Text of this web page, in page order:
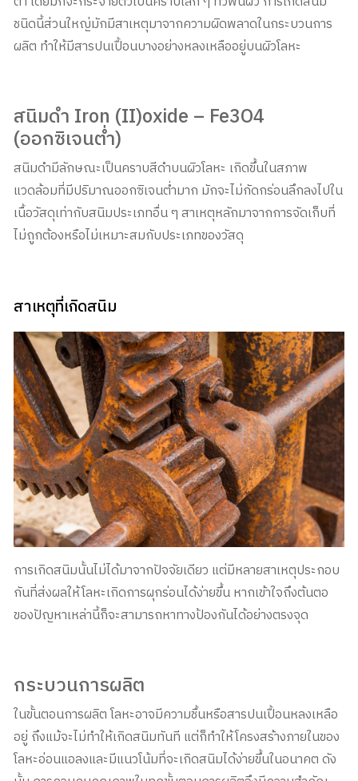
ชนิดนี้ส่วนใหญ่มักมีสาเหตุมาจากความผิดพลาดในกระบวนการ
ผลิต ทำให้มีสารปนเปื้อนบางอย่างหลงเหลืออยู่บนผิวโลหะ
สนิมดำ Iron (II)oxide – Fe3O4
(ออกซิเจนต่ำ)
สนิมดำมีลักษณะเป็นคราบสีดำบนผิวโลหะ เกิดขึ้นในสภาพ
แวดล้อมที่มีปริมาณออกซิเจนต่ำมาก มักจะไม่กัดกร่อนลึกลงไปใน
เนื้อวัสดุเท่ากับสนิมประเภทอื่น ๆ สาเหตุหลักมาจากการจัดเก็บที่
ไม่ถูกต้องหรือไม่เหมาะสมกับประเภทของวัสดุ
สาเหตุที่เกิดสนิม
การเกิดสนิมนั้นไม่ได้มาจากปัจจัยเดียว แต่มีหลายสาเหตุประกอบ
กันที่ส่งผลให้โลหะเกิดการผุกร่อนได้ง่ายขึ้น หากเข้าใจถึงต้นตอ
ของปัญหาเหล่านี้ก็จะสามารถหาทางป้องกันได้อย่างตรงจุด
กระบวนการผลิต
ในขั้นตอนการผลิต โลหะอาจมีความชื้นหรือสารปนเปื้อนหลงเหลือ
อยู่ ถึงแม้จะไม่ทำให้เกิดสนิมทันที แต่ก็ทำให้โครงสร้างภายในของ
โลหะอ่อนแอลงและมีแนวโน้มที่จะเกิดสนิมได้ง่ายขึ้นในอนาคต ดัง